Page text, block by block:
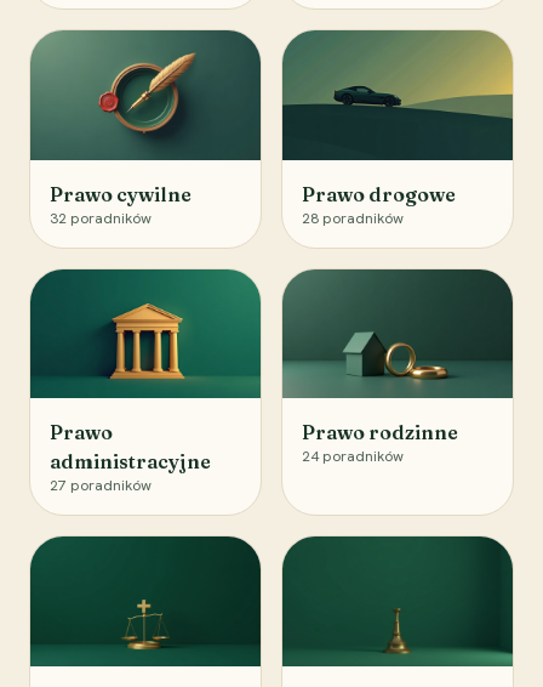
Prawo cywilne
32 poradników
Prawo drogowe
28 poradników
Prawo
administracyjne
27 poradników
Prawo rodzinne
24 poradników